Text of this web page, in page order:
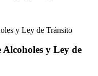
y Ley de